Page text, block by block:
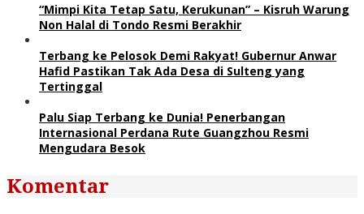
“Mimpi Kita Tetap Satu, Kerukunan” – Kisruh Warung
Non Halal di Tondo Resmi Berakhir
Terbang ke Pelosok Demi Rakyat! Gubernur Anwar
Hafid Pastikan Tak Ada Desa di Sulteng yang
Tertinggal
Palu Siap Terbang ke Dunia! Penerbangan
Internasional Perdana Rute Guangzhou Resmi
Mengudara Besok
Komentar